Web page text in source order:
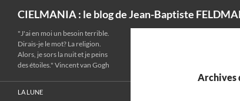
CIELMANIA : le blog de Jean-Baptiste
Archives
"J'ai en moi un besoin terrible.
Dirais-je le mot? La religion.
Alors, je sors la nuit et je peins
des étoiles." Vincent van Gogh
LA LUNE